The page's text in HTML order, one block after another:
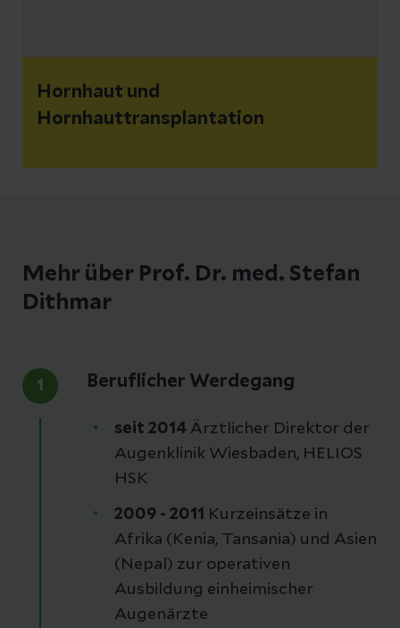
Hornhaut und
Hornhauttransplantation
Mehr über Prof. Dr. med. Stefan
Dithmar
1 Beruflicher Werdegang
seit 2014 Ärztlicher Direktor der
Augenklinik Wiesbaden, HELIOS
HSK
2009 - 2011
Kurzeinsätze in
Afrika (Kenia, Tansania) und Asien
(Nepal) zur operativen
Ausbildung einheimischer
Augenärzte